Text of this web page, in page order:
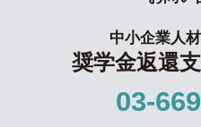
中小企業人
奨学金返還
03-